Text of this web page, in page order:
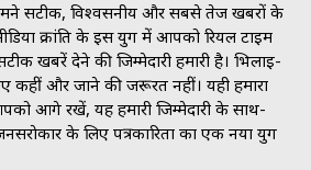
सटीक, विश्वसनीय और सबसे तेज खबरों के
क्रांति के इस युग में आपको रियल टाइम
खबरें देने की जिम्मेदारी हमारी है। भिलाई-
कहीं और जाने की जरूरत नहीं। यही हमारा
आगे रखें, यह हमारी जिम्मेदारी के साथ-
के लिए पत्रकारिता का एक नया युग